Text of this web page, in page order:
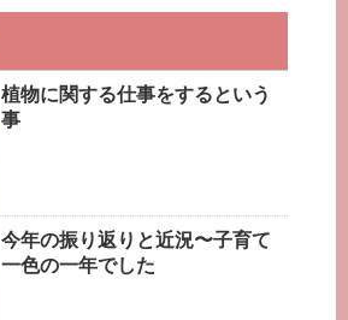
植物に関する仕事をするという
事
今年の振り返りと近況〜子育て
一色の一年でした